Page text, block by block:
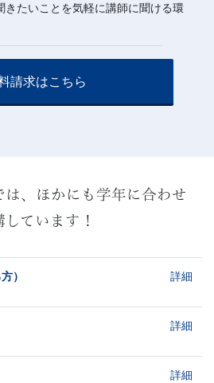
きたいことを気軽に講師に聞ける環
請求はこちら
は、ほかにも学年に合わせ
ています！
） 詳細
詳細
詳細